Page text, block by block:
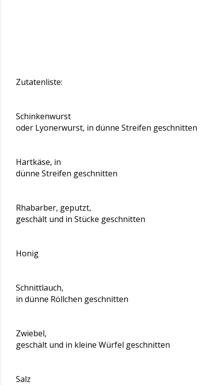
Zutatenliste:
Schinkenwurst
oder Lyonerwurst, in dünne Streifen geschnitten
Hartkäse, in
dünne Streifen geschnitten
Rhabarber, geputzt,
geschält und in Stücke geschnitten
Honig
Schnittlauch,
in dünne Röllchen geschnitten
Zwiebel,
geschält und in kleine Würfel geschnitten
Salz